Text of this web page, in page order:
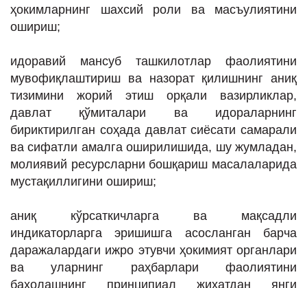
ҳокимларнинг шахсий роли ва масъулиятини
ошириш;
идоравий мансуб ташкилотлар фаолиятини
мувофиқлаштириш ва назорат қилишнинг аниқ
тизимини жорий этиш орқали вазирликлар,
давлат қўмиталари ва идораларнинг
бириктирилган соҳада давлат сиёсати самарали
ва сифатли амалга оширилишида, шу жумладан,
молиявий ресурсларни бошқариш масалаларида
мустақиллигини ошириш;
аниқ кўрсаткичларга ва мақсадли
индикаторларга эришишга асосланган барча
даражалардаги ижро этувчи ҳокимият органлари
ва уларнинг раҳбарлари фаолиятини
баҳолашнинг принципиал жиҳатдан янги